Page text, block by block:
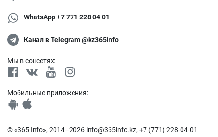
WhatsApp +7 771 228 04 01
Канал в Telegram @kz365info
Мы в соцсетях:
Мобильные приложения:
© «365 Info», 2014–2026 info@365info.kz, +7 (771) 228-04-01